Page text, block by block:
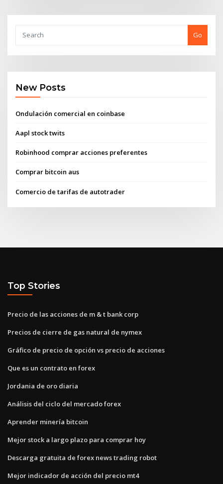
Go
New Posts
Ondulación comercial en coinbase
Aapl stock twits
Robinhood comprar acciones preferentes
Comprar bitcoin aus
Comercio de tarifas de autotrader
Top Stories
Precio de las acciones de m & t bank corp
Precios de cierre de gas natural de nymex
Gráfico de precio de opción vs precio de acciones
Que es un contrato en forex
Jordania de oro diaria
Análisis del ciclo del mercado forex
Aprender minería bitcoin
Mejor stock a largo plazo para comprar hoy
Descarga gratuita de forex news trading robot
Mejor indicador de acción del precio mt4